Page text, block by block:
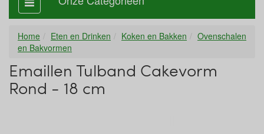
aan,
Home Eten en Drinken Koken en Bakken
Ovenschalen
en Bakvormen
Emaillen Tulband Cakevorm
Rond - 18 cm